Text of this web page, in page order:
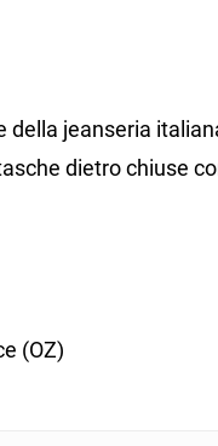
della jeanseria
dietro chiuse
(OZ)